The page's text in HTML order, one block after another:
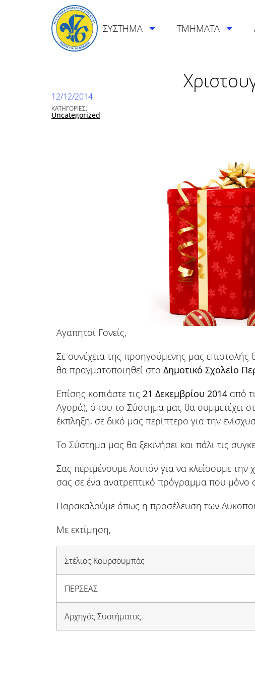
ΣΥΣΤΗΜΑ ΤΜΗΜΑΤΑ
12/12/2014
ΚΑΤΗΓΟΡΙΕΣ:
Uncategorized
Αγαπητοί Γονείς,
Σε συνέχεια της προηγούμενης μας επιστολής
θα πραγματοποιηθεί στο Δημοτικό Σχολείο
Επίσης κοπιάστε τις 21 Δεκεμβρίου 2014 από
Αγορά), όπου το Σύστημα μας θα συμμετέχει
έκπληξη, σε δικό μας περίπτερο για την
Το Σύστημα μας θα ξεκινήσει και πάλι τις
Σας περιμένουμε λοιπόν για να κλείσουμε την
σας σε ένα ανατρεπτικό πρόγραμμα που
Παρακαλούμε όπως η προσέλευση των
Με εκτίμηση,
Στέλιος Κουρσουμπάς
ΠΕΡΣΕΑΣ
Αρχηγός Συστήματος